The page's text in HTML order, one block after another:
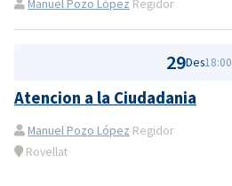
Manuel Pozo López Regidor
29Des18:00
Atencion a la Ciudadania
Manuel Pozo López Regidor
Rovellat